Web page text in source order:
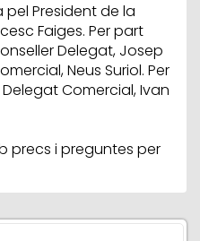
pel President de la
Faiges. Per part
Delegat, Josep
Neus Suriol. Per
Comercial, Ivan
precs i preguntes per